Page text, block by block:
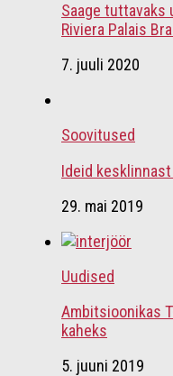
Saage tuttavaks
Riviera Palais
7. juuli 2020
Soovitused
Ideid
29. mai 2019
Uudised
Ambitsioonikas
kaheks
5. juuni 2019